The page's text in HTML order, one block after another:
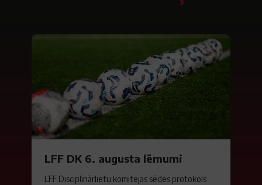
LFF DK 6. augusta lēmumi
LFF Disciplinārlietu komitejas sēdes protokols